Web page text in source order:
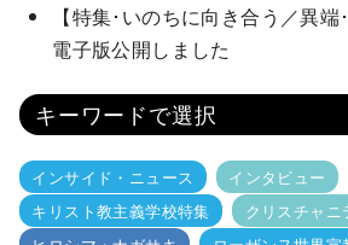
【特集･いのちに向き合う／異
電子版公開しました
キーワードで選択
インサイド・ニュース インタビュー
キリスト教主義学校特集
クリスチャニ